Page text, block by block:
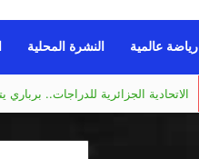
رياضة عالمية النشرة المحلية
الاتحادية الجزائرية للدراجات.. برباري